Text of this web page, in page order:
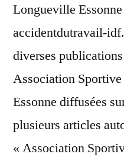
Longueville
accidentdutravail-
diverses
Association
Essonne diffusées
plusieurs articles
« Association